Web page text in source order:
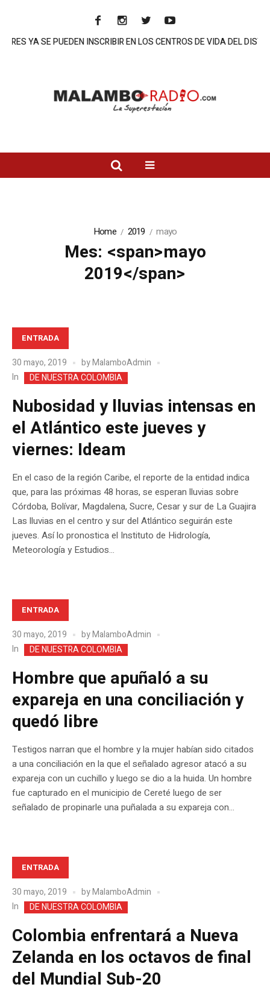
SE PUEDEN INSCRIBIR EN LOS CENTROS DE VIDA DEL DISTRITO
Home 2019 mayo
Mes: <span>mayo
2019</span>
ENTRADA
30 mayo, 2019 byMalamboAdmin
In
DE NUESTRA COLOMBIA
Nubosidad y lluvias intensas en
el Atlántico este jueves y
viernes: Ideam
En el caso de la región Caribe, el reporte de la entidad indica
que, para las próximas 48 horas, se esperan lluvias sobre
Córdoba, Bolívar, Magdalena, Sucre, Cesar y sur de La Guajira
Las lluvias en el centro y sur del Atlántico seguirán este
jueves. Así lo pronostica el Instituto de Hidrología,
Meteorología y Estudios...
ENTRADA
30 mayo, 2019 byMalamboAdmin
In
DE NUESTRA COLOMBIA
Hombre que apuñaló a su
expareja en una conciliación y
quedó libre
Testigos narran que el hombre y la mujer habían sido citados
a una conciliación en la que el señalado agresor atacó a su
expareja con un cuchillo y luego se dio a la huida. Un hombre
fue capturado en el municipio de Cereté luego de ser
señalado de propinarle una puñalada a su expareja con...
ENTRADA
30 mayo, 2019 byMalamboAdmin
In
DE NUESTRA COLOMBIA
Colombia enfrentará a Nueva
Zelanda en los octavos de final
del Mundial Sub-20